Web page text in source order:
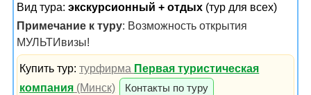
Вид тура: экскурсионный + отдых (тур для всех)
Примечание к туру: Возможность открытия
МУЛЬТИвизы!
Купить тур:турфирма Первая туристическая
компания (Минск) Контакты по туру